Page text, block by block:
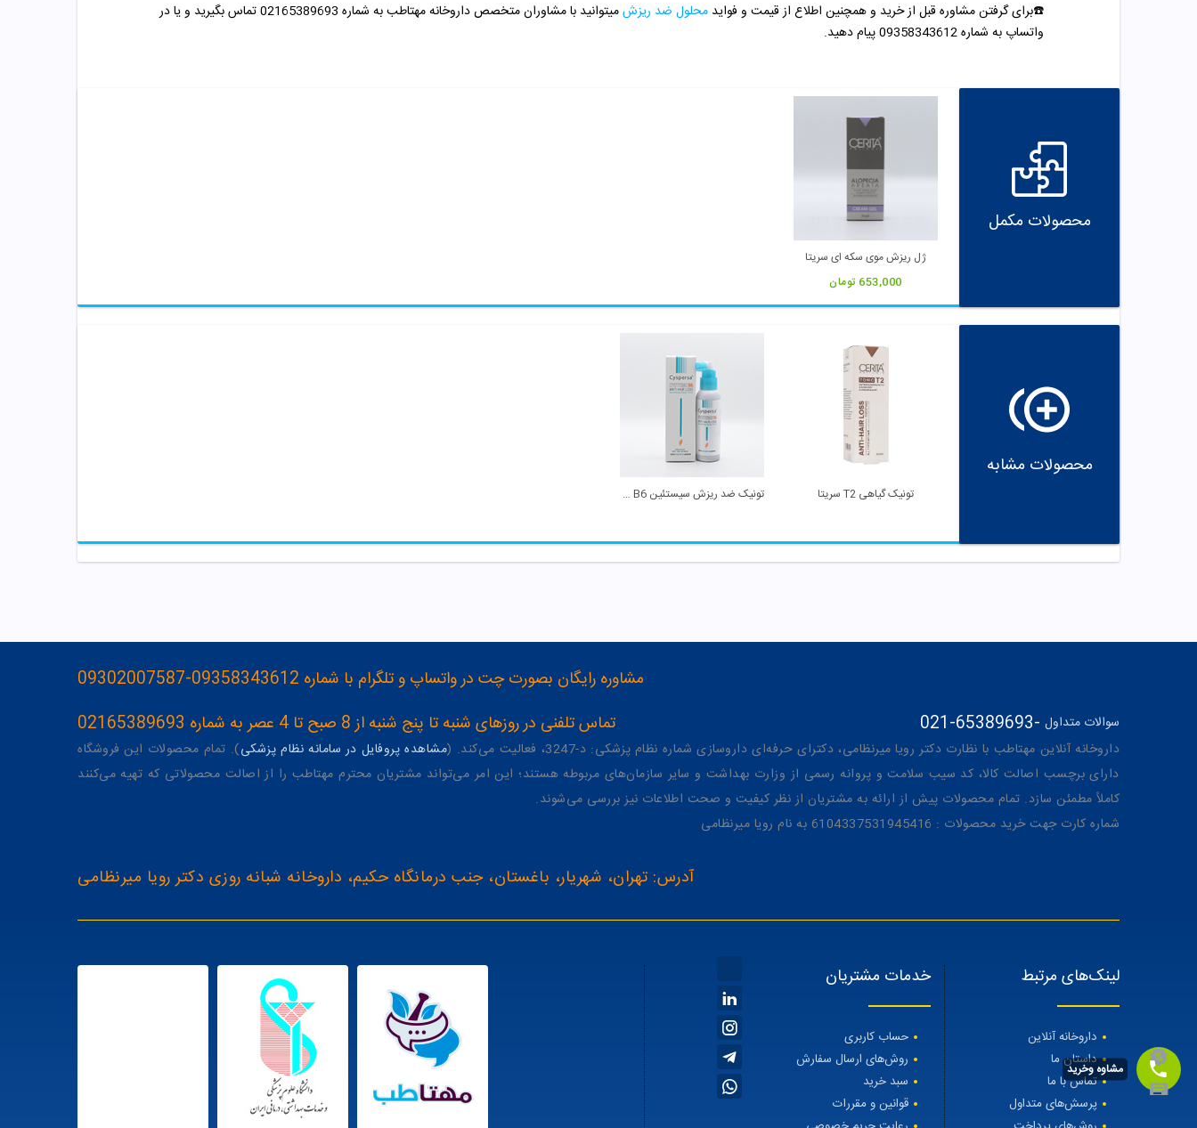
☎️برای گرفتن مشاوره قبل از خرید و همچنین اطلاع از قیمت و فواید محلول ضد ریزش
میتوانید با مشاوران متخصص داروخانه مهتاطب به شماره 02165389693 تماس بگیرید و یا در
واتساپ به شماره 09358343612 پیام دهید.
محصولات مکمل
ژل ریزش موی سکه ای سریتا
653,000 تومان
محصولات مشابه
تونیک گیاهی T2 سریتا تونیک ضد ریزش سیستئین B6 سیسپرسا
مشاوره رایگان بصورت چت در واتساپ و تلگرام با شماره 09358343612-09302007587
تماس تلفنی در روزهای شنبه تا پنج شنبه از 8 صبح تا 4 عصر به شماره 02165389693
021-65389693 سوالات متداول -
داروخانه آنلاین مهتاطب با نظارت دکتر رویا میرنظامی، دکترای حرفه‌ای داروسازی شماره نظام پزشکی: د-3247، فعالیت می‌کند. ( مشاهده پروفایل در سامانه نظام پزشکی). تمام محصولات این فروشگاه
دارای برچسب اصالت کالا، کد سیب سلامت و پروانه رسمی از وزارت بهداشت و سایر سازمان‌های مربوطه هستند؛ این امر می‌تواند مشتریان محترم مهتاطب را از اصالت محصولاتی که تهیه می‌کنند
کاملاً مطمئن سازد. تمام محصولات پیش از ارائه به مشتریان از نظر کیفیت و صحت اطلاعات نیز بررسی می‌شوند.
شماره کارت جهت خرید محصولات : 6104337531945416 به نام رویا میرنظامی
آدرس: تهران، شهریار، باغستان، جنب درمانگاه حکیم، داروخانه شبانه روزی دکتر رویا میرنظامی
لینک‌های مرتبط
داروخانه آنلاین
داستان ما
تماس با ما
پرسش‌های متداول
خدمات مشتریان
حساب کاربری
روش‌های ارسال سفارش
سبد خرید
قوانین و مقررات
مشاوه وخرید